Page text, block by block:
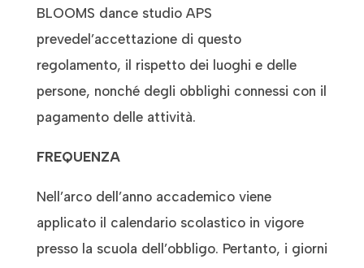
BLOOMS dance studio APS
prevedel’accettazione di questo
regolamento, il rispetto dei luoghi e delle
persone, nonché degli obblighi connessi con il
pagamento delle attività.
FREQUENZA
Nell’arco dell’anno accademico viene
applicato il calendario scolastico in vigore
presso la scuola dell’obbligo. Pertanto, i giorni